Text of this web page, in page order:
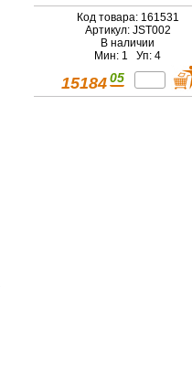
Код товара: 161531
Артикул: JST002
В наличии
Мин: 1 Уп: 4
15184 05